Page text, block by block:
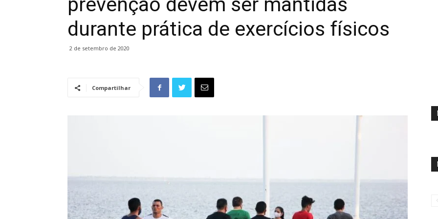
durante prática de exercícios físicos
2 de setembro de 2020
Compartilhar